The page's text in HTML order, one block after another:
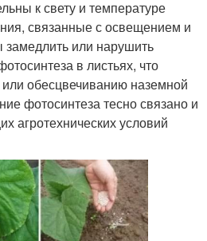
к свету и температуре
связанные с освещением и
или нарушить
в листьях, что
обесцвечиванию наземной
фотосинтеза тесно связано и
агротехнических условий